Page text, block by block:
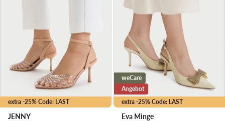
extra -25% Code: LAST
JENNY
extra -25% Code: LAST
weCare
Angebot
Eva Minge